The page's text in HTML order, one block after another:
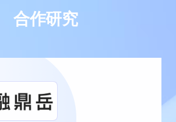
合作研究